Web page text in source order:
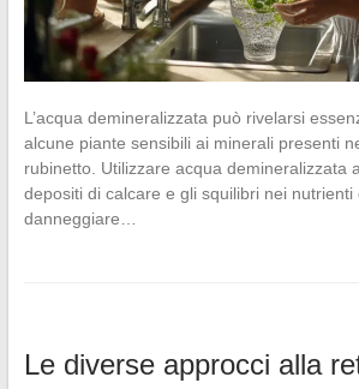
L’acqua demineralizzata può rivelarsi
alcune piante sensibili ai minerali presenti
rubinetto. Utilizzare acqua demineralizzata
depositi di calcare e gli squilibri nei nutrienti
danneggiare…
Le diverse approcci alla